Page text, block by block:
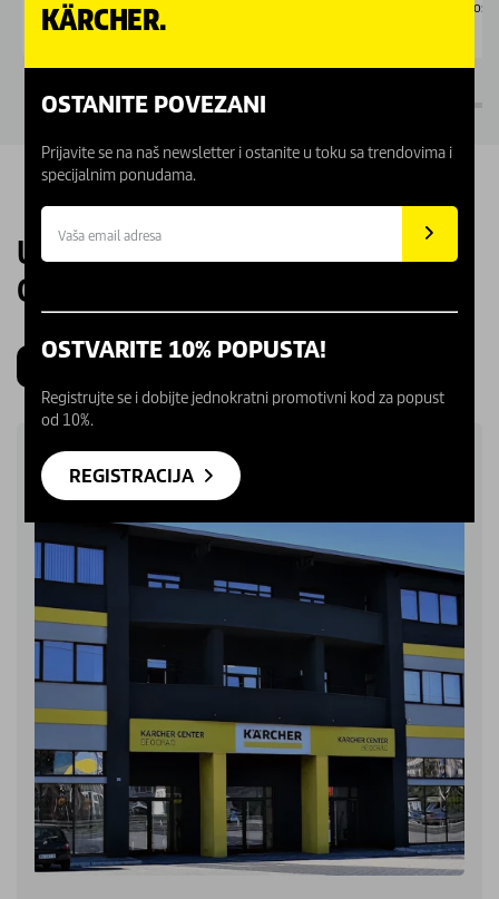
Dostupno Online
UPOZNAJTE NAŠE KARCHER
CENTRE
KÄRCHER.
OSTANITE POVEZANI
Prijavite se na naš newsletter i ostanite u toku sa trendovima i
specijalnim ponudama.
OSTVARITE 10% POPUSTA!
Registrujte se i dobijte jednokratni promotivni kod za popust
od 10%.
REGISTRACIJA